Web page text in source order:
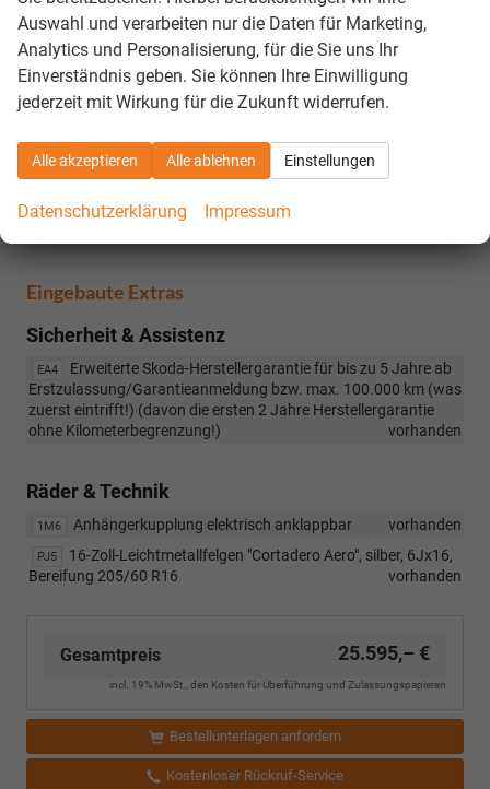
Anzeige des Flüssigkeitsstands der Scheibenwaschanlage
vorhanden
Sonstiges
Auftrags-/Annahmebestätigung (nachdem wir den
verbindlichen Kaufvertrag unseres Skoda-Vertragshändlers
Bilder dienen nur zur Illustration!
Eingebaute Extras
Sicherheit & Assistenz
EA4
Erweiterte Skoda-Herstellergarantie für bis zu 5 Jahre ab
Erstzulassung/Garantieanmeldung bzw. max. 100.000 km (was
zuerst eintrifft!) (davon die ersten 2 Jahre Herstellergarantie
ohne Kilometerbegrenzung!)
vorhanden
Räder & Technik
1M6 Anhängerkupplung elektrisch anklappbar vorhanden
PJ5
16-Zoll-Leichtmetallfelgen "Cortadero Aero", silber, 6Jx16,
Bereifung 205/60 R16
vorhanden
Gesamtpreis 25.595,– €
incl. 19% MwSt., den Kosten für Überführung und Zulassungspapieren
Bestellunterlagen anfordern
Kostenloser Rückruf-Service
Auswahl und verarbeiten nur die Daten für Marketing,
Analytics und Personalisierung, für die Sie uns Ihr
Einverständnis geben. Sie können Ihre Einwilligung
jederzeit mit Wirkung für die Zukunft widerrufen.
Alle akzeptieren Alle ablehnen Einstellungen
Datenschutzerklärung Impressum